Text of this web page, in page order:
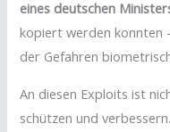
eines deutschen
kopiert werden konnten
der Gefahren
An diesen Exploits ist
schützen und